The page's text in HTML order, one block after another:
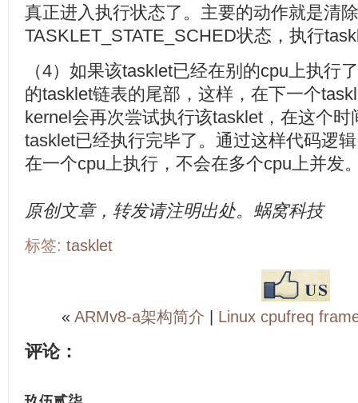
真正进入执行状态了。主要的动作就是清除
TASKLET_STATE_SCHED状态，执行
（4）如果该tasklet已经在别的cpu上执行
的tasklet链表的尾部，这样，在下一个
kernel会再次尝试执行该tasklet，在这个
tasklet已经执行完毕了。通过这样代码逻
在一个cpu上执行，不会在多个cpu上并发
原创文章，转发请注明出处。蜗窝科技
标签: tasklet
« ARMv8-a架构简介 Linux cpufreq
评论：